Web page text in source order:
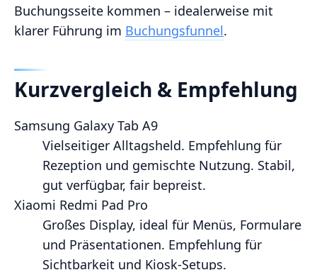
Buchungsseite kommen – idealerweise mit
klarer Führung im Buchungsfunnel.
Kurzvergleich & Empfehlung
Samsung Galaxy Tab A9
Vielseitiger Alltagsheld. Empfehlung für
Rezeption und gemischte Nutzung. Stabil,
gut verfügbar, fair bepreist.
Xiaomi Redmi Pad Pro
Großes Display, ideal für Menüs, Formulare
und Präsentationen. Empfehlung für
Sichtbarkeit und Kiosk‑Setups.